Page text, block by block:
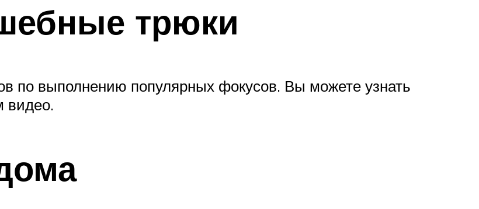
трюки
по выполнению популярных фокусов. Вы можете узнать
видео.